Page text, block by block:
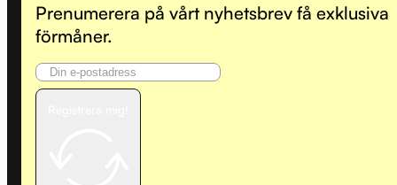
Prenumerera på vårt nyhetsbrev få exklusiva
förmåner.